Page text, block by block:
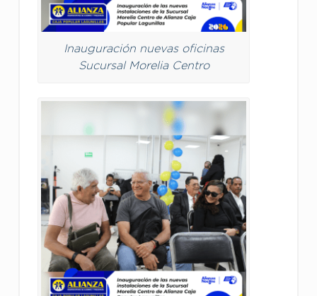
Inauguración nuevas oficinas
Sucursal Morelia Centro